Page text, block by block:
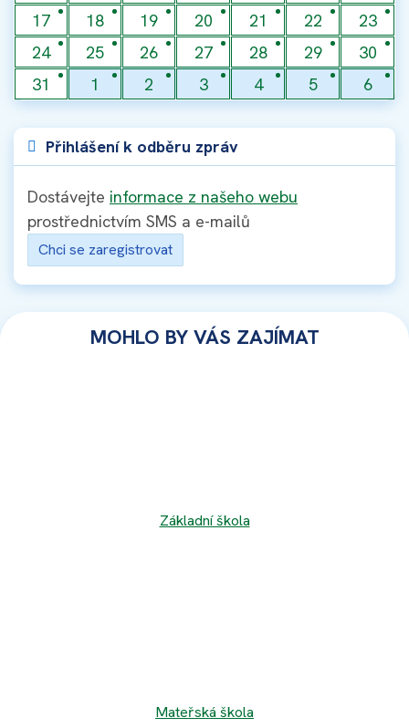
17
18 19 20 21 22
23
24
25 26 27 28 29
30
31
1 2 3 4 5 6
Přihlášení k odběru zpráv
Dostávejte informace z našeho webu
prostřednictvím SMS a e-mailů
Chci se zaregistrovat
MOHLO BY VÁS ZAJÍMAT
Základní škola
Mateřská škola